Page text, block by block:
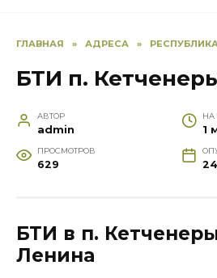
ГЛАВНАЯ » АДРЕСА »
БТИ п.
АВТОР
admin
НА
1
ПРОСМОТРОВ
629
БТИ в п.
Ленина